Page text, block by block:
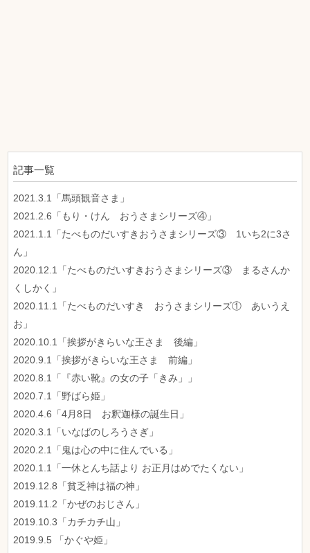
記事一覧
2021.3.1「馬頭観音さま」
2021.2.6「もり・けん おうさまシリーズ④」
2021.1.1「たべものだいすきおうさまシリーズ③ 1いち2に3さ
ん」
2020.12.1「たべものだいすきおうさまシリーズ③ まるさんか
くしかく」
2020.11.1「たべものだいすき おうさまシリーズ① あいうえ
お」
2020.10.1「挨拶がきらいな王さま 後編」
2020.9.1「挨拶がきらいな王さま 前編」
2020.8.1「『赤い靴』の女の子「きみ」」
2020.7.1「野ばら姫」
2020.4.6「4月8日 お釈迦様の誕生日」
2020.3.1「いなばのしろうさぎ」
2020.2.1「鬼は心の中に住んでいる」
2020.1.1「一休とんち話より お正月はめでたくない」
2019.12.8「貧乏神は福の神」
2019.11.2「かぜのおじさん」
2019.10.3「カチカチ山」
2019.9.5 「かぐや姫」